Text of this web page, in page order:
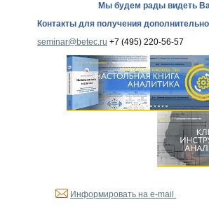
Мы будем рады видеть
Контакты для получения
seminar@betec.ru +7 (495) 220-56-57
Информировать на e-mail